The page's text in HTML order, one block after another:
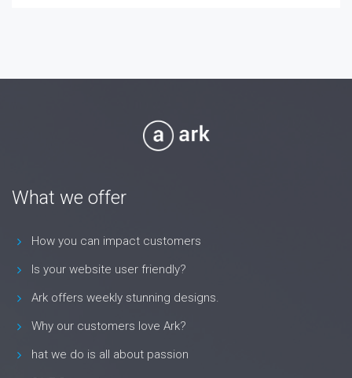
What we offer
How you can impact customers
Is your website user friendly?
Ark offers weekly stunning designs.
Why our customers love Ark?
hat we do is all about passion